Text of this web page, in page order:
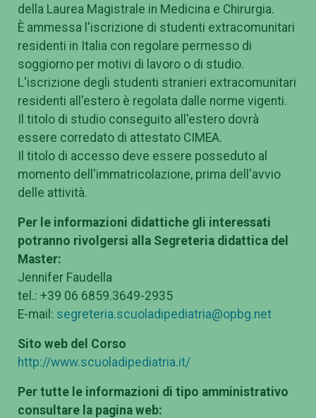
della Laurea Magistrale in Medicina e Chirurgia.
È ammessa l'iscrizione di studenti extracomunitari
residenti in Italia con regolare permesso di
soggiorno per motivi di lavoro o di studio.
L'iscrizione degli studenti stranieri extracomunitari
residenti all'estero è regolata dalle norme vigenti.
Il titolo di studio conseguito all'estero dovrà
essere corredato di attestato CIMEA.
Il titolo di accesso deve essere posseduto al
momento dell'immatricolazione, prima dell'avvio
delle attività.
Per le informazioni didattiche gli interessati
potranno rivolgersi alla Segreteria didattica del
Master:
Jennifer Faudella
tel.: +39 06 6859.3649-2935
E-mail: segreteria.scuoladipediatria@opbg.net
Sito web del Corso
http://www.scuoladipediatria.it/
Per tutte le informazioni di tipo amministrativo
consultare la pagina web: